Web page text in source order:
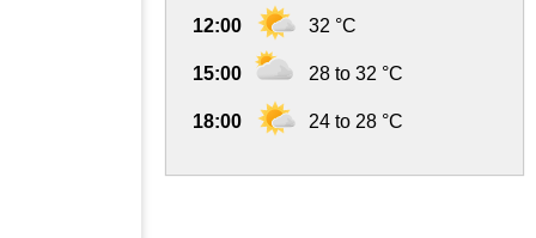
12:00 32 °C
15:00 28 to 32 °C
18:00 24 to 28 °C